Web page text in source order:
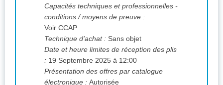
Capacités techniques et professionnelles -
conditions / moyens de preuve :
Voir CCAP
Technique d'achat : Sans objet
Date et heure limites de réception des plis
: 19 Septembre 2025 à 12:00
Présentation des offres par catalogue
électronique : Autorisée